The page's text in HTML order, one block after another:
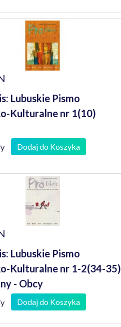
Lubuskie Pismo
Kulturalne nr 1(10)
Dodaj do Koszyka
Lubuskie Pismo
Kulturalne nr 1-2(34-35)
- Obcy
Dodaj do Koszyka